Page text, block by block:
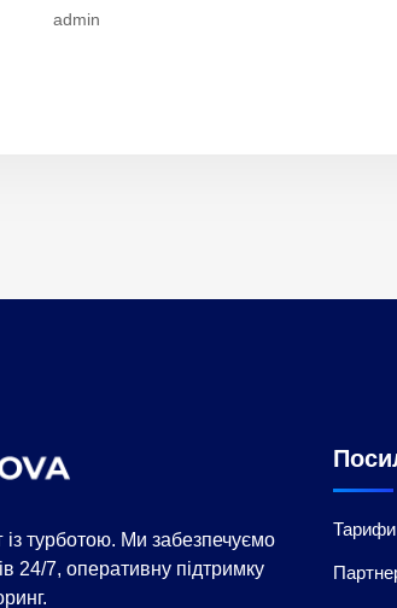
admin
турботою. Ми забезпечуємо
24/7, оперативну підтримку
Тарифи